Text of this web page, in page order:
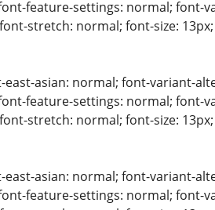
feature-settings: normal; font-
stretch: normal; font-size:
asian: normal; font-variant-
feature-settings: normal; font-
stretch: normal; font-size:
asian: normal; font-variant-
feature-settings: normal; font-